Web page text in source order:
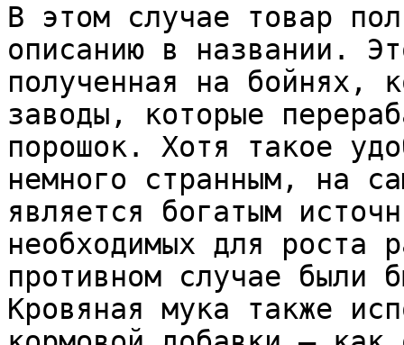
В этом случае товар
описанию в названии.
полученная на бойнях,
заводы, которые
порошок. Хотя такое
немного странным, на
является богатым
необходимых для роста
противном случае были
Кровяная мука также